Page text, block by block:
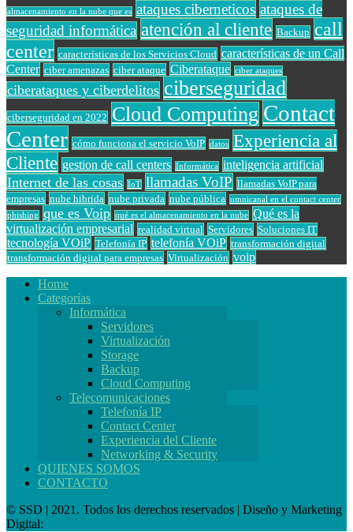
almacenamiento en la nube que es ataques ciberneticos ataques de
seguridad informática atención al cliente Backup call
center características de los Servicios Cloud características de un Call
Center ciber amenazas ciber ataque Ciberataque ciber ataques
ciberataques y ciberdelitos ciberseguridad
ciberseguridad en 2022 Cloud Computing Contact
Center cómo funciona el servicio VoIP datos Experiencia al
Cliente gestion de call centers Informática inteligencia artificial
Internet de las cosas IoT llamadas VoIP llamadas VoIP para
empresas nube hibrida nube privada nube pública omnicanal en el contact center
phishing
que es Voip qué es el almacenamiento en la nube Qué es la
virtualización empresarial realidad virtual Servidores Soluciones IT
tecnología VOiP Telefonía IP telefonía VOiP transformación digital
transformación digital para empresas Virtualización voip
Home
Categorías
Informática
Servidores
Virtualización
Storage
Backup
Cloud Computing
Telecomunicaciones
Telefonía IP
Contact Center
Experiencia del Cliente
Networking & Security
QUIENES SOMOS
CONTACTO
© SSD | 2021. Todos los derechos reservados | Diseño y Marketing
Digital: